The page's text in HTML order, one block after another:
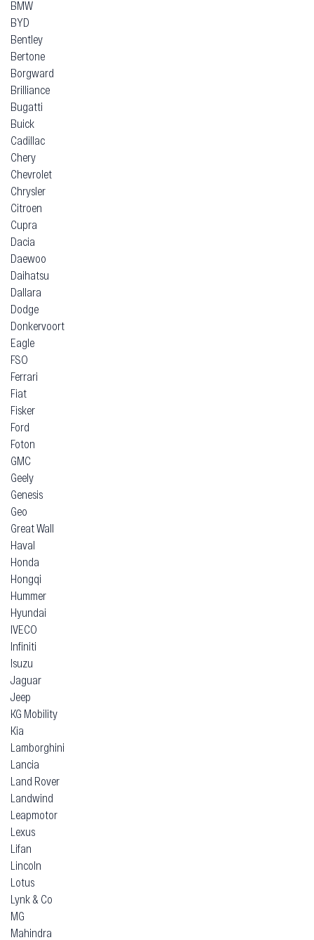
BMW
BYD
Bentley
Bertone
Borgward
Brilliance
Bugatti
Buick
Cadillac
Chery
Chevrolet
Chrysler
Citroen
Cupra
Dacia
Daewoo
Daihatsu
Dallara
Dodge
Donkervoort
Eagle
FSO
Ferrari
Fiat
Fisker
Ford
Foton
GMC
Geely
Genesis
Geo
Great Wall
Haval
Honda
Hongqi
Hummer
Hyundai
IVECO
Infiniti
Isuzu
Jaguar
Jeep
KG Mobility
Kia
Lamborghini
Lancia
Land Rover
Landwind
Leapmotor
Lexus
Lifan
Lincoln
Lotus
Lynk & Co
MG
Mahindra